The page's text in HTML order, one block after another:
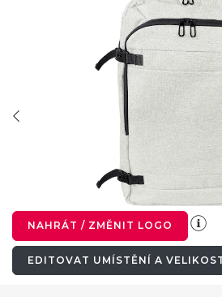
NAHRÁT / ZMĚNIT LOGO
EDITOVAT UMÍSTĚNÍ A